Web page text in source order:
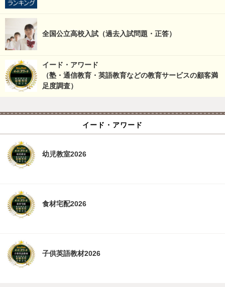
全国公立高校入試（過去入試問題・正答）
イード・アワード
（塾・通信教育・英語教育などの教育サービスの顧客満
足度調査）
イード・アワード
幼児教室2026
食材宅配2026
子供英語教材2026